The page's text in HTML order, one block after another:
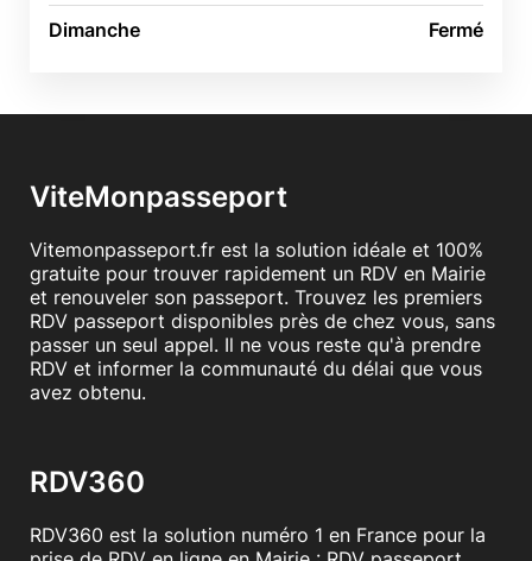
Dimanche Fermé
ViteMonpasseport
Vitemonpasseport.fr est la solution idéale et 100%
gratuite pour trouver rapidement un RDV en Mairie
et renouveler son passeport. Trouvez les premiers
RDV passeport disponibles près de chez vous, sans
passer un seul appel. Il ne vous reste qu'à prendre
RDV et informer la communauté du délai que vous
avez obtenu.
RDV360
RDV360 est la solution numéro 1 en France pour la